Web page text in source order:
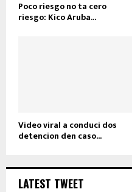
Poco riesgo no ta cero
riesgo: Kico Aruba...
Video viral a conduci dos
detencion den caso...
LATEST TWEET